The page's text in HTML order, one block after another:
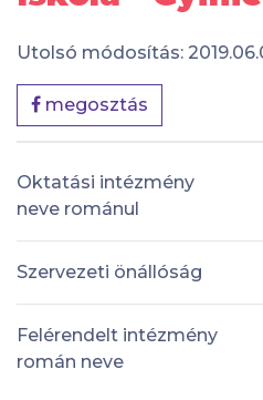
Utolsó módosítás:
megosztás
Oktatási intézmény
neve románul
Szervezeti önállóság
Felérendelt intézmény
román neve